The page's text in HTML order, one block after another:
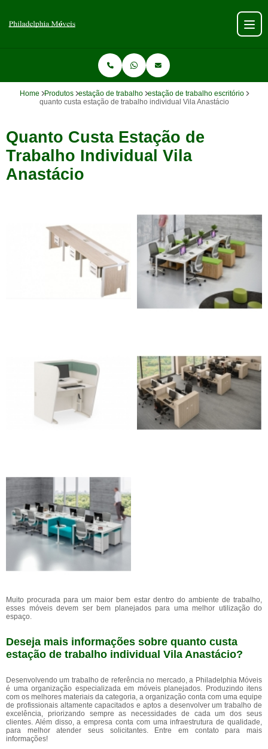
Home Produtos estação de trabalho estação de trabalho escritório
quanto custa estação de trabalho individual Vila Anastácio
Quanto Custa Estação de
Trabalho Individual Vila
Anastácio
Muito procurada para um maior bem estar dentro do ambiente de trabalho,
esses móveis devem ser bem planejados para uma melhor utilização do
espaço.
Deseja mais informações sobre quanto custa
estação de trabalho individual Vila Anastácio?
Desenvolvendo um trabalho de referência no mercado, a Philadelphia Móveis
é uma organização especializada em móveis planejados. Produzindo itens
com os melhores materiais da categoria, a organização conta com uma equipe
de profissionais altamente capacitados e aptos a desenvolver um trabalho de
excelência, priorizando sempre as necessidades de cada um dos seus
clientes. Além disso, a empresa conta com uma infraestrutura de qualidade,
para melhor atender seus solicitantes. Entre em contato para mais
informações!